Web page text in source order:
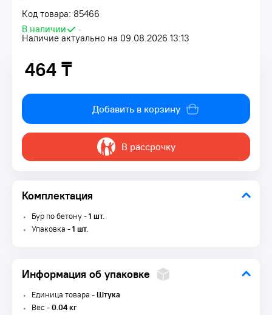
Код товара: 85466
В наличии
•
Наличие актуально на 09.08.2026 13:13
464 ₸
464 ₸
Добавить в корзину
В рассрочку
Комплектация
Бур по бетону -1 шт.
Упаковка -1 шт.
Информация об упаковке
Единица товара -Штука
Вес -0.04 кг